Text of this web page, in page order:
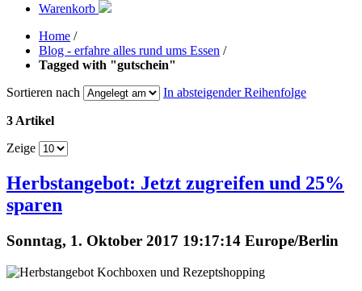
Warenkorb
Home /
Blog - erfahre alles rund ums Essen /
Tagged with "gutschein"
Sortieren nach
In absteigender Reihenfolge
3 Artikel
Zeige
Herbstangebot: Jetzt zugreifen und 25%
sparen
Sonntag, 1. Oktober 2017 19:17:14 Europe/Berlin